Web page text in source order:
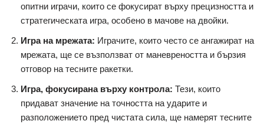
опитни играчи, които се фокусират върху прецизността и
стратегическата игра, особено в мачове на двойки.
Игра на мрежата: Играчите, които често се ангажират на
мрежата, ще се възползват от маневреността и бързия
отговор на тесните ракетки.
Игра, фокусирана върху контрола: Тези, които
придават значение на точността на ударите и
разположението пред чистата сила, ще намерят тесните